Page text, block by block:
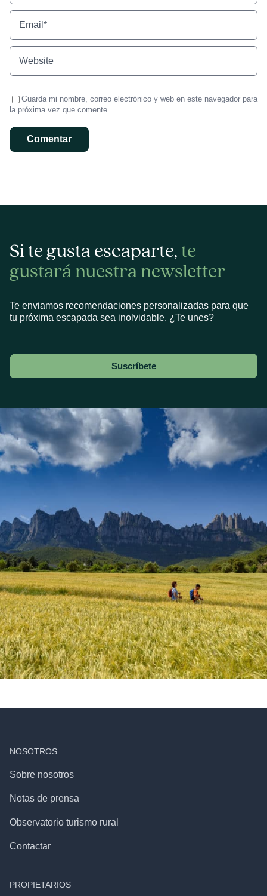
Guarda mi nombre, correo electrónico y web en este navegador para
la próxima vez que comente.
Si te gusta escaparte,te
gustará nuestra newsletter
Te enviamos recomendaciones personalizadas para que
tu próxima escapada sea inolvidable. ¿Te unes?
Suscríbete
NOSOTROS
Sobre nosotros
Notas de prensa
Observatorio turismo rural
Contactar
PROPIETARIOS